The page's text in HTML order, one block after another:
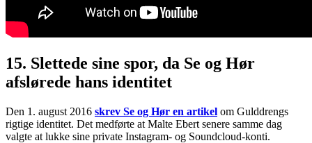
15. Slettede sine spor, da Se og Hør
afslørede hans identitet
Den 1. august 2016 skrev Se og Hør en artikel om Gulddrengs
rigtige identitet. Det medførte at Malte Ebert senere samme dag
valgte at lukke sine private Instagram- og Soundcloud-konti.